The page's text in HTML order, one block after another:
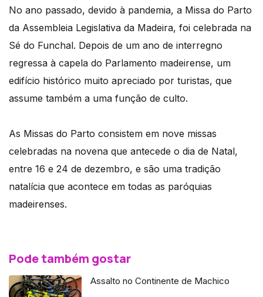
No ano passado, devido à pandemia, a Missa do Parto
da Assembleia Legislativa da Madeira, foi celebrada na
Sé do Funchal. Depois de um ano de interregno
regressa à capela do Parlamento madeirense, um
edifício histórico muito apreciado por turistas, que
assume também a uma função de culto.
As Missas do Parto consistem em nove missas
celebradas na novena que antecede o dia de Natal,
entre 16 e 24 de dezembro, e são uma tradição
natalícia que acontece em todas as paróquias
madeirenses.
Pode também gostar
Assalto no Continente de Machico